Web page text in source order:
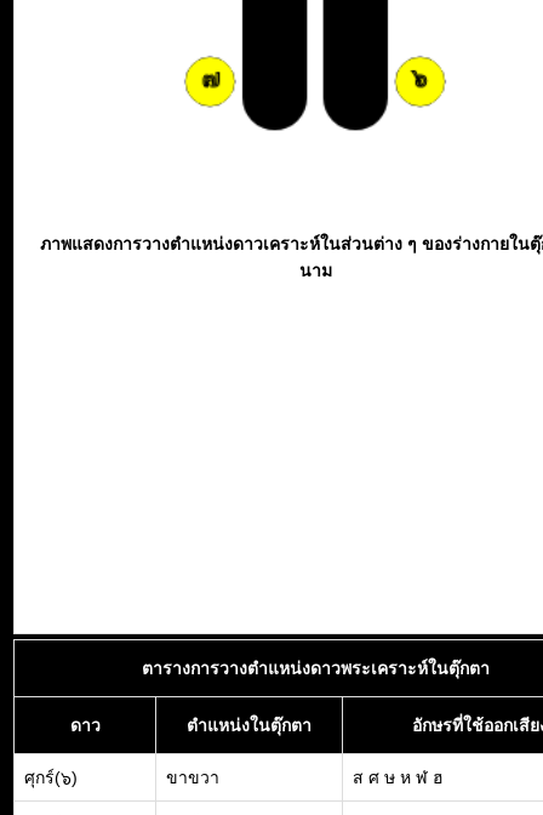
ภาพแสดงการวางตำแหน่งดาวเคราะห์ในส่วนต่าง ๆ ของร่างกายใน
นาม
ตารางการวางตำแหน่งดาวพระเคราะห์ในตุ๊กตา
ดาว ตำแหน่งในตุ๊กตา อักษรที่ใช้ออกเสีย
ศุกร์(๖) ขาขวา ส ศ ษ ห ฬ ฮ